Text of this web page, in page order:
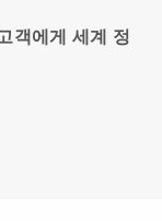
객에게 세계 정